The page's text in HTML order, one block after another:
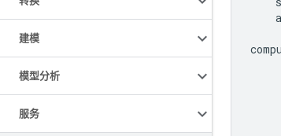
建模
模型分析
服务